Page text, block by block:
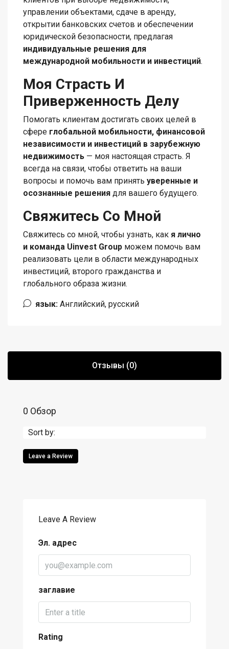
управлении объектами, сдаче в аренду,
открытии банковских счетов и обеспечении
юридической безопасности, предлагая
индивидуальные решения для
международной мобильности и инвестиций.
Моя Страсть И
Приверженность Делу
Помогать клиентам достигать своих целей в
сфере глобальной мобильности, финансовой
независимости и инвестиций в зарубежную
недвижимость — моя настоящая страсть. Я
всегда на связи, чтобы ответить на ваши
вопросы и помочь вам принять уверенные и
осознанные решения для вашего будущего.
Свяжитесь Со Мной
Свяжитесь со мной, чтобы узнать, как я лично
и команда Uinvest Group можем помочь вам
реализовать цели в области международных
инвестиций, второго гражданства и
глобального образа жизни.
язык: Английский, русский
Отзывы (0)
0 Обзор
Sort by:
Leave a Review
Leave A Review
Эл. адрес
заглавие
Rating